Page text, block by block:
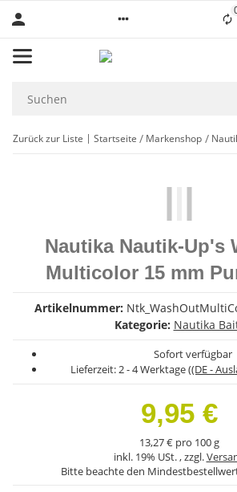
Zurück zur Liste Startseite Markenshop
Nautika Nautik-Up's
Multicolor 15 mm
Artikelnummer:
Kategorie: Nautika
Sofort verfügbar
Lieferzeit:2 - 4 Werktage((DE -
9,95 €
13,27 € pro 100 g
inkl. 19% USt. , zzgl.
Bitte beachte den